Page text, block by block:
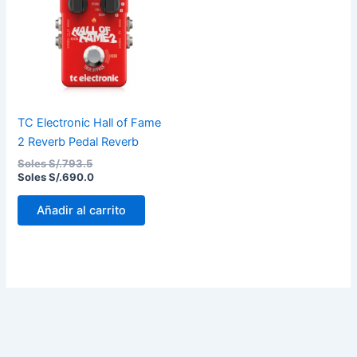
TC Electronic Hall of Fame
2 Reverb Pedal Reverb
Soles S/.793.5
Soles
S/.793.5.
Soles S/.690.0
Soles
S/.690.0.
Añadir al carrito